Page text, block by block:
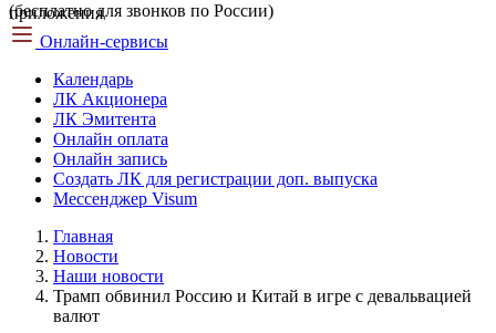
(бесплатно для звонков по России)
Онлайн-сервисы
Календарь
ЛК Акционера
ЛК Эмитента
Онлайн оплата
Онлайн запись
Создать ЛК для регистрации доп. выпуска
Мессенджер Visum
Главная
Новости
Наши новости
Трамп обвинил Россию и Китай в игре с девальвацией
валют